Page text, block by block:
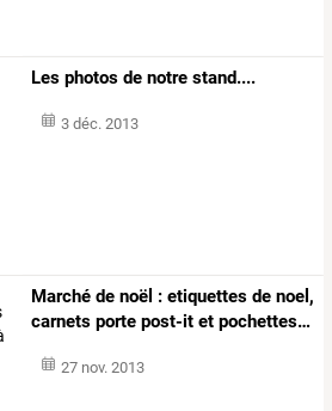
Les photos de notre stand....
3 déc. 2013
Marché de noël : etiquettes de noel,
carnets porte post-it et pochettes…
27 nov. 2013